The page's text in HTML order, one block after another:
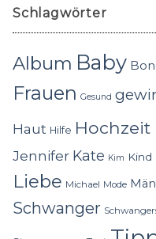
Schlagwörter
Album Baby
Frauen Gesund
Haut Hilfe Hochzeit
Jennifer Kate Kim Kind
Liebe Michael Mode
Schwanger